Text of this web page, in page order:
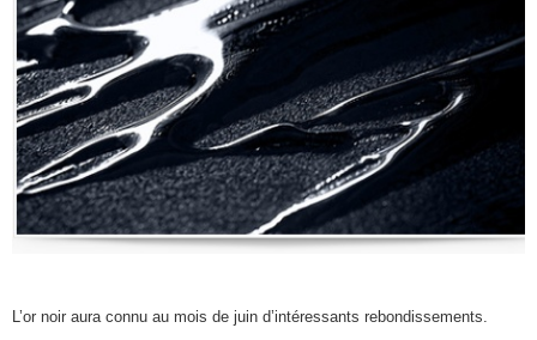
L’or noir aura connu au mois de juin d’intéressants rebondissements.